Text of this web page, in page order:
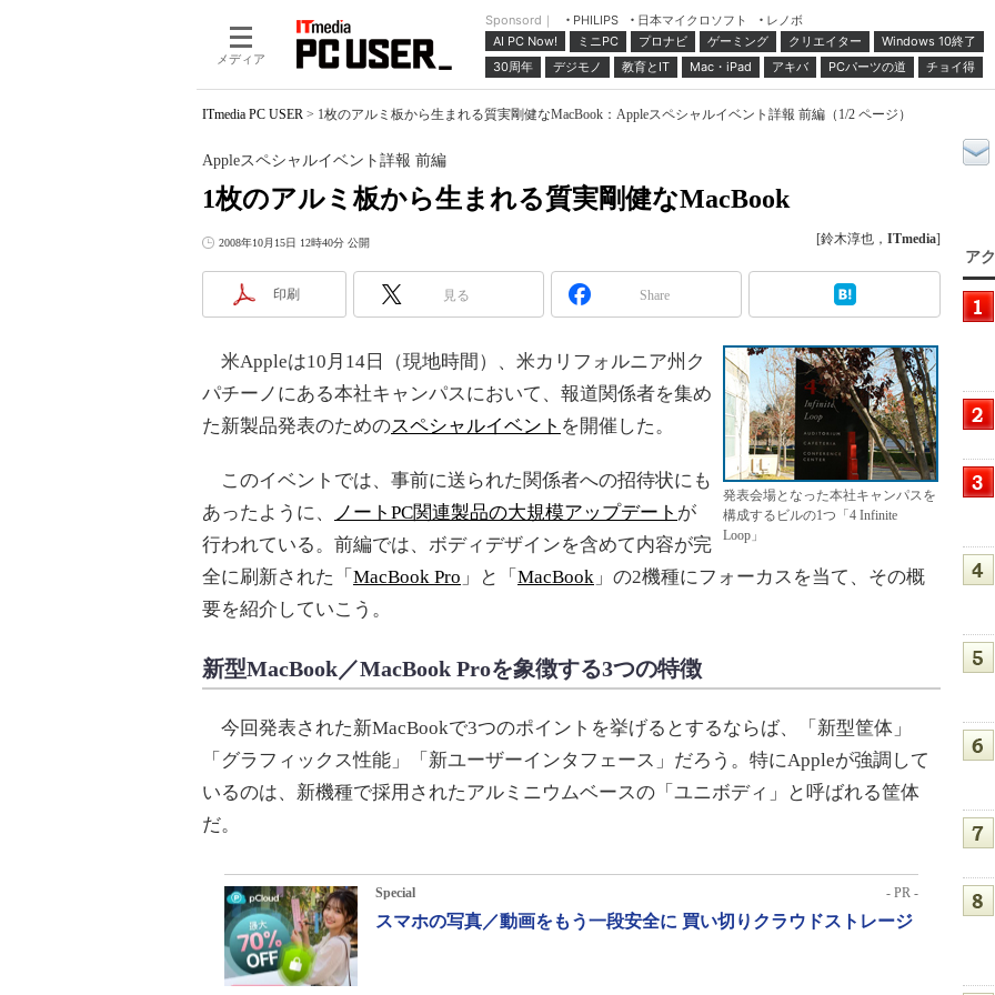
メディア
Sponsord｜ PHILIPS 日本マイクロソフト
レノボ
AI PC Now!
ミニPC プロナビ ゲーミング クリエイター
Windows 10終了
30周年
デジモノ 教育とIT Mac・iPad アキバ PCパーツの道 チョイ得
ITmedia PC USER > 1枚のアルミ板から生まれる質実剛健なMacBook：Appleスペシャルイベント詳報 前編（1/2 ページ）
1枚のアルミ板から生まれる質実剛健なMacBook
Appleスペシャルイベント詳報 前編
2008年10月15日 12時40分 公開 [鈴木淳也， ITmedia]
印刷 見る Share
発表会場となった本社キャンパスを
構成するビルの1つ「4 Infinite
Loop」
米Appleは10月14日（現地時間）、米カリフォルニア州ク
パチーノにある本社キャンパスにおいて、報道関係者を集め
た新製品発表のためのスペシャルイベント を開催した。
このイベントでは、事前に送られた関係者への招待状にも
あったように、
ノートPC関連製品の大規模アップデート が
行われている。前編では、ボディデザインを含めて内容が完
全に刷新された「 MacBook Pro 」と「 MacBook 」の2機種にフォーカスを当て、その概
要を紹介していこう。
新型MacBook／MacBook Proを象徴する3つの特徴
今回発表された新MacBookで3つのポイントを挙げるとするならば、「新型筐体」
「グラフィックス性能」「新ユーザーインタフェース」だろう。特にAppleが強調して
いるのは、新機種で採用されたアルミニウムベースの「ユニボディ」と呼ばれる筐体
だ。
Special - PR -
スマホの写真／動画をもう一段安全に 買い切りクラウドストレージ
ア